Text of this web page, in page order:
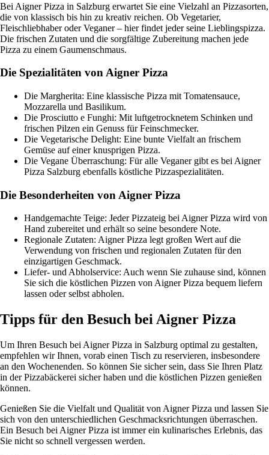
Bei Aigner Pizza in Salzburg erwartet Sie eine Vielzahl an Pizzasorten,
die von klassisch bis hin zu kreativ reichen. Ob Vegetarier,
Fleischliebhaber oder Veganer – hier findet jeder seine Lieblingspizza.
Die frischen Zutaten und die sorgfältige Zubereitung machen jede
Pizza zu einem Gaumenschmaus.
Die Spezialitäten von Aigner Pizza
Die Margherita: Eine klassische Pizza mit Tomatensauce,
Mozzarella und Basilikum.
Die Prosciutto e Funghi: Mit luftgetrocknetem Schinken und
frischen Pilzen ein Genuss für Feinschmecker.
Die Vegetarische Delight: Eine bunte Vielfalt an frischem
Gemüse auf einer knusprigen Pizza.
Die Vegane Überraschung: Für alle Veganer gibt es bei Aigner
Pizza Salzburg ebenfalls köstliche Pizzaspezialitäten.
Die Besonderheiten von Aigner Pizza
Handgemachte Teige: Jeder Pizzateig bei Aigner Pizza wird von
Hand zubereitet und erhält so seine besondere Note.
Regionale Zutaten: Aigner Pizza legt großen Wert auf die
Verwendung von frischen und regionalen Zutaten für den
einzigartigen Geschmack.
Liefer- und Abholservice: Auch wenn Sie zuhause sind, können
Sie sich die köstlichen Pizzen von Aigner Pizza bequem liefern
lassen oder selbst abholen.
Tipps für den Besuch bei Aigner Pizza
Um Ihren Besuch bei Aigner Pizza in Salzburg optimal zu gestalten,
empfehlen wir Ihnen, vorab einen Tisch zu reservieren, insbesondere
an den Wochenenden. So können Sie sicher sein, dass Sie Ihren Platz
in der Pizzabäckerei sicher haben und die köstlichen Pizzen genießen
können.
Genießen Sie die Vielfalt und Qualität von Aigner Pizza und lassen Sie
sich von den unterschiedlichen Geschmacksrichtungen überraschen.
Ein Besuch bei Aigner Pizza ist immer ein kulinarisches Erlebnis, das
Sie nicht so schnell vergessen werden.